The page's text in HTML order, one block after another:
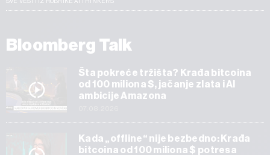
Bloomberg Talk
Šta pokreće tržišta? Krađa bitcoina
od 100 miliona $, jačanje zlata i AI
ambicije Amazona
Kada „offline“ nije bezbedno: Krađa
bitcoina od 100 miliona $ potresa